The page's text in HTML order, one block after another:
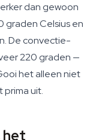
dan gewoon
graden Celsius en
De convectie-
220 graden —
het alleen niet
prima uit.
het